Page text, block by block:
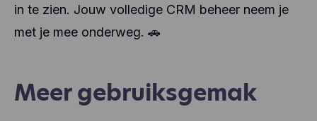
in te zien. Jouw volledige CRM beheer neem je
met je mee onderweg. 🚗
Meer gebruiksgemak